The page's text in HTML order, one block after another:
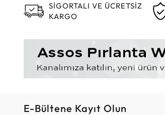
SİGORTALI VE ÜCRETSİZ
KARGO
E-Bültene Kayıt Olun